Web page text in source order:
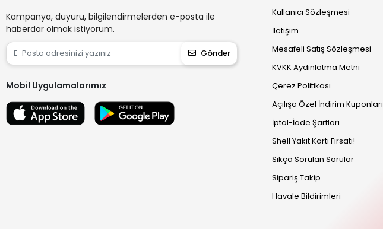
Kampanya, duyuru, bilgilendirmelerden e-posta ile
haberdar olmak istiyorum.
Gönder
Mobil Uygulamalarımız
Kullanıcı Sözleşmesi
İletişim
Mesafeli Satış Sözleşmesi
KVKK Aydınlatma Metni
Çerez Politikası
Açılışa Özel İndirim Kuponları
İptal-İade Şartları
Shell Yakıt Kartı Fırsatı!
Sıkça Sorulan Sorular
Sipariş Takip
Havale Bildirimleri